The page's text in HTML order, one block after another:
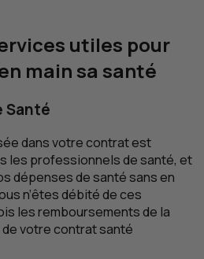
utiles pour
main sa santé
Santé
dans votre contrat est
les professionnels de santé, et
dépenses de santé sans en
n’êtes débité de ces
les remboursements de la
votre contrat santé